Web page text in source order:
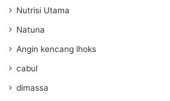
Nutrisi Utama
Natuna
Angin kencang lhoks
cabul
dimassa